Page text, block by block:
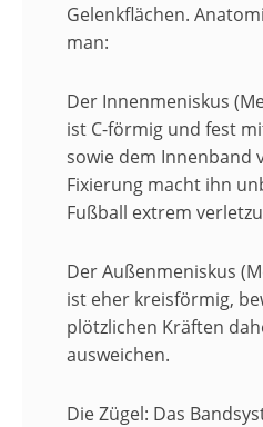
Gelenkflächen.
man:
​Der Innenmeniskus
ist C-förmig und fest
sowie dem Innenband
Fixierung macht ihn
Fußball extrem
​Der Außenmeniskus
ist eher kreisförmig,
plötzlichen Kräften
ausweichen.
​Die Zügel: Das